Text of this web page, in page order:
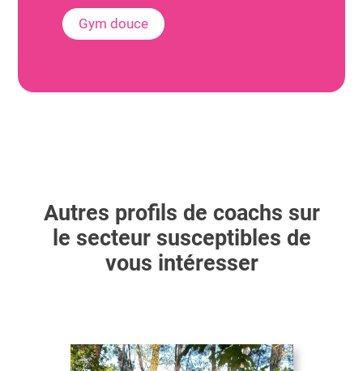
Gym douce
Autres profils de coachs sur
le secteur susceptibles de
vous intéresser